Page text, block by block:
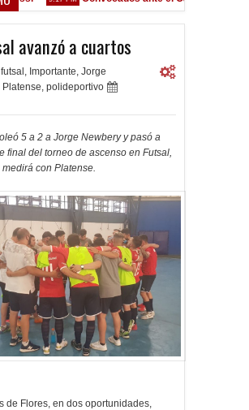
avanzó a cuartos
futsal , Importante, Jorge
Platense, polideportivo
5 a 2 a Jorge Newbery y pasó a
final del torneo de ascenso en Futsal,
con Platense.
de Flores, en dos oportunidades,